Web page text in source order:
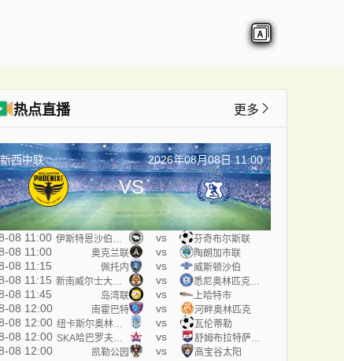
热点直播 更多
新西中联 2026年08月08日 11:00
VS
08 11:00 vs 芬奇布尔斯联
08 11:00 奥克兰联 vs 陶朗加市联
08 11:15 佩托内 vs 威斯顿沙伯
08 11:15 vs
08 11:45 岛湾联 vs 上哈特市
08 12:00 南霍巴特 vs 河畔奥林匹克
08 12:00 vs 瓦伦蒂勒
08 12:00 vs 舒姆布拉特萨兰斯克
08 12:00 凯勒公园 vs 高宝谷太阳